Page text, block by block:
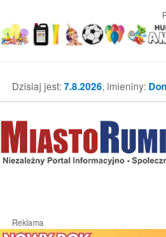
Dzisiaj jest:7.8.2026, imieniny:
Reklama